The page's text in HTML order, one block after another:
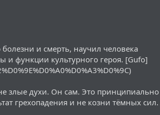
и смерть, научил человека
и функции культурного героя. [Gufo]
злые духи. Он сам. Это
грехопадения и не козни тёмных